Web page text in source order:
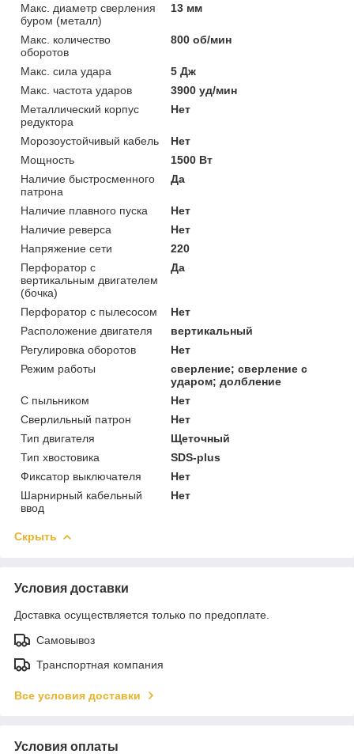
Макс. диаметр сверления
буром (металл)
13 мм
Макс. количество
оборотов
800 об/мин
Макс. сила удара
5 Дж
Макс. частота ударов
3900 уд/мин
Металлический корпус
редуктора
Нет
Морозоустойчивый кабель
Нет
Мощность
1500 Вт
Наличие быстросменного
патрона
Да
Наличие плавного пуска
Нет
Наличие реверса
Нет
Напряжение сети
220
Перфоратор с
вертикальным двигателем
(бочка)
Да
Перфоратор с пылесосом
Нет
Расположение двигателя
вертикальный
Регулировка оборотов
Нет
Режим работы
сверление; сверление с
ударом; долбление
С пыльником
Нет
Сверлильный патрон
Нет
Тип двигателя
Щеточный
Тип хвостовика
SDS-plus
Фиксатор выключателя
Нет
Шарнирный кабельный
ввод
Нет
Скрыть
Условия доставки
Доставка осуществляется только по предоплате.
Самовывоз
Транспортная компания
Все условия доставки
Условия оплаты